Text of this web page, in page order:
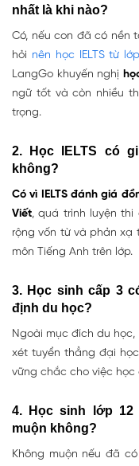
nhất là khi nào?
Có, nếu con đã có nền
hỏi nên học IELTS từ
LangGo khuyến nghị
ngữ tốt và còn nhiều
trọng.
2. Học IELTS có
không?
Có vì IELTS đánh giá
Viết, quá trình luyện thi
rộng vốn từ và phản xạ
môn Tiếng Anh trên lớp.
3. Học sinh cấp 3
định du học?
Ngoài mục đích du học,
xét tuyển thẳng đại
vững chắc cho việc học
4. Học sinh lớp 12
muộn không?
Không muộn nếu đã